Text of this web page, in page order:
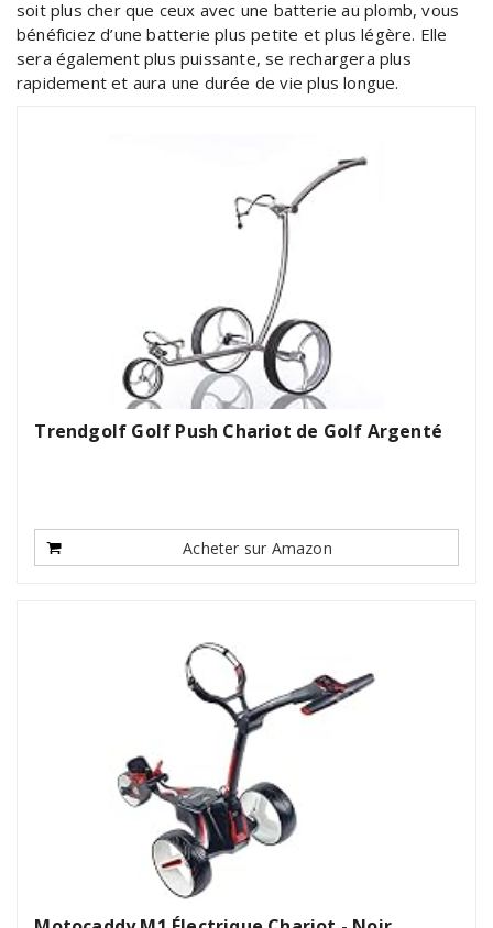
soit plus cher que ceux avec une batterie au plomb, vous
bénéficiez d’une batterie plus petite et plus légère. Elle
sera également plus puissante, se rechargera plus
rapidement et aura une durée de vie plus longue.
Trendgolf Golf Push Chariot de Golf Argenté
Acheter sur Amazon